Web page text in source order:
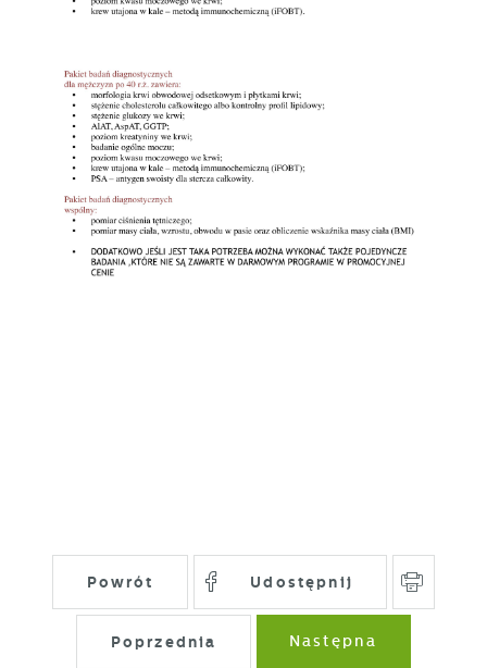
Powrót Udostępnij
Poprzednia Następna